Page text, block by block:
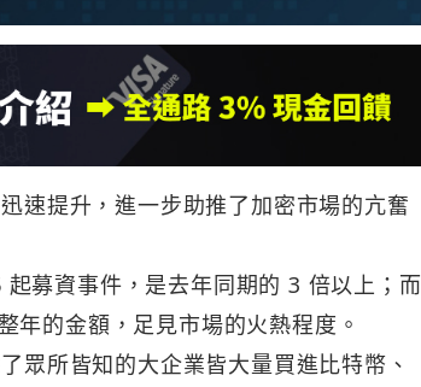
速提升，進一步助推了加密市場的亢奮
募資事件，是去年同期的 3 倍以上；而
的金額，足見市場的火熱程度。
眾所皆知的大企業皆大量買進比特幣、